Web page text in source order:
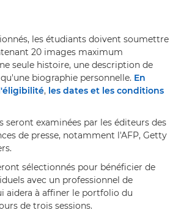
les étudiants doivent soumettre
20 images maximum
seule histoire, une description de
biographie personnelle. En
, les dates et les conditions
seront examinées par les éditeurs des
de presse, notamment l'AFP, Getty
sélectionnés pour bénéficier de
avec un professionnel de
aidera à affiner le portfolio du
de trois sessions.